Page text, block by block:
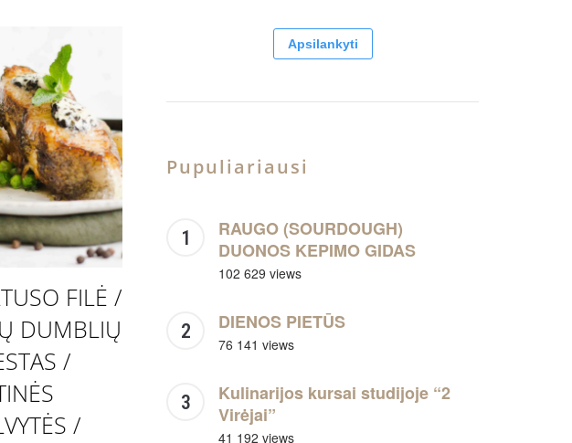
FILĖ /
DUMBLIŲ
/
/
Apsilankyti
Pupuliariausi
RAUGO (SOURDOUGH)
DUONOS KEPIMO GIDAS
102 629 views
DIENOS PIETŪS
76 141 views
Kulinarijos kursai studijoje “2
Virėjai”
41 192 views